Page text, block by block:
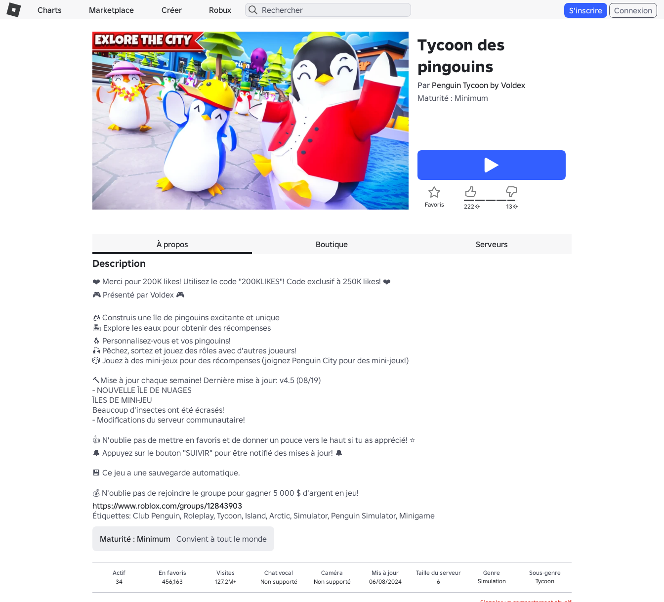
Charts Marketplace Créer Robux S'inscrire Connexion
Tycoon des
pingouins
Par Penguin Tycoon by Voldex
Maturité : Minimum
Favoris 222K+ 13K+
À propos Boutique Serveurs
Description
❤️ Merci pour 200K likes! Utilisez le code "200KLIKES"! Code exclusif à 250K likes! ❤️
🎮 Présenté par Voldex 🎮
🧊 Construis une île de pingouins excitante et unique
🏝️ Explore les eaux pour obtenir des récompenses
🐧 Personnalisez-vous et vos pingouins!
🎣 Pêchez, sortez et jouez des rôles avec d'autres joueurs!
🎲 Jouez à des mini-jeux pour des récompenses (joignez Penguin City pour des mini-jeux!)
🔨Mise à jour chaque semaine! Dernière mise à jour: v4.5 (08/19)
- NOUVELLE ÎLE DE NUAGES
ÎLES DE MINI-JEU
Beaucoup d'insectes ont été écrasés!
- Modifications du serveur communautaire!
👍 N'oublie pas de mettre en favoris et de donner un pouce vers le haut si tu as apprécié! ⭐
🔔 Appuyez sur le bouton "SUIVIR" pour être notifié des mises à jour! 🔔
💾 Ce jeu a une sauvegarde automatique.
https://www.roblox.com/groups/12843903
Étiquettes: Club Penguin, Roleplay, Tycoon, Island, Arctic, Simulator, Penguin Simulator, Minigame
Maturité : Minimum Convient à tout le monde
Actif
34
En favoris
456,163
Visites
127.2M+
Chat vocal
Non supporté
Caméra
Non supporté
Mis à jour
06/08/2024
Taille du serveur
6
Genre
Simulation
Sous-genre
Tycoon